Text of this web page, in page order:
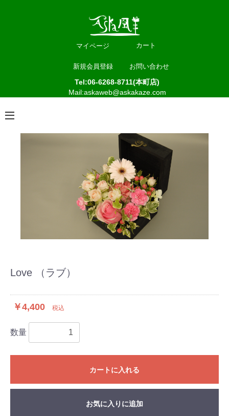
マイページ カート
新規会員登録 お問い合わせ
Tel:06-6268-8711(本町店)
Mail:askaweb@askakaze.com
Love （ラブ）
￥4,400 税込
数量
カートに入れる
お気に入りに追加